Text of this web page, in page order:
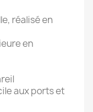
réalisé en
en
aux ports et